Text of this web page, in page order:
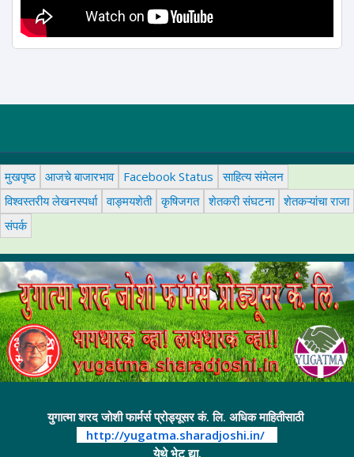
मुखपृष्ठ आजचे बाजारभाव Facebook Status
साहित्य संमेलन
विश्वस्तरीय लेखनस्पर्धा वाङ्मयशेती कृषिजगत शेतकरी संघटना शेतकऱ्यांचा राजा
संपर्क
युगात्मा शरद जोशी फार्मर्स प्रोड्यूसर कं. लि. अधिक माहितीसाठी
http://yugatma.sharadjoshi.in/
येथे भेट द्या.